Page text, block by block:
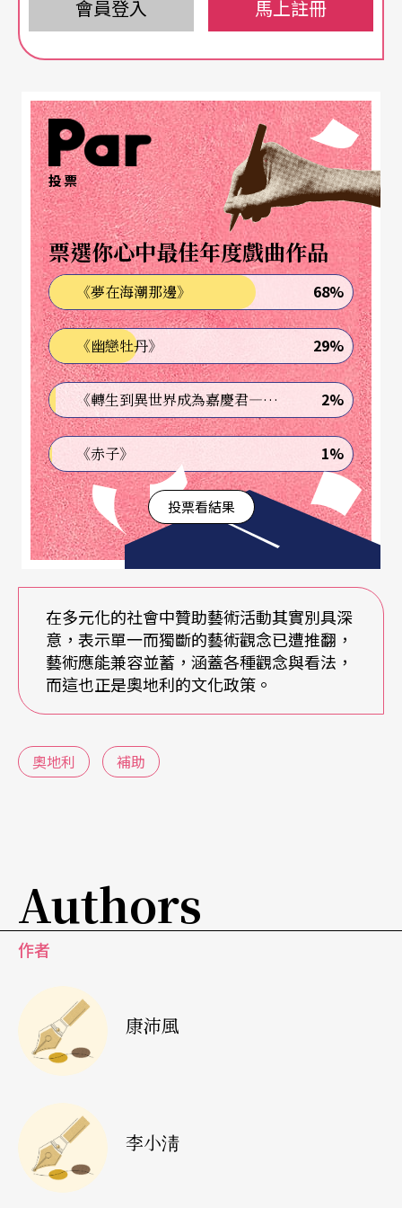
政府。因此在奧地利，大多數的主權全在自治城
（鎭）和聯邦的手中，這些行政上的單位不可與
舖路、興建醫院、執行警務至經濟政策，其中自然
也包括藝術活動。
誰是贊助者？誰是受贊助對象？
贊助藝術活動的權責機構不單限於一家，在奧地利
有多處當局負責推廣戲劇、音樂、舞蹈等活動，因
此奧地利的藝文活動可謂是衆家齊鳴、百花齊放，
而資助的權責大多歸於較基層的行政區。
就劇院、音樂廳、劇團、樂團、歌劇團及其他表演
藝術機構來看，其類型可分爲四種：
第一種爲私人機構，大多數是協會。奧地利兩個著
名的例子即是世界一流的樂團──維也納愛樂管弦
樂團，以及全球首屈一指的音樂廳──音樂協會
舉行。另外還有爲數衆多的小型劇團、舞團、和四
人弦樂團等。這些表演團體多半是定期或不定期地
接受政府的資助，以籌辦特別的表演節目或作日常
開銷。這些贊助金皆是來自社區（城市或縣鎭）、
表演團體與政府之間的協議而定。幾乎所有的活動
級行政單位的贊助。
第二種是國家所屬的劇團和其他機構，如維也納歌
等。這類機構董事會中的多數董事爲來自國家政府
的代表。不過，在此類機構中，聯邦政府與社區依
第三種是劇院、音樂廳和其他機構（例如音樂學
院、樂團、現代音樂、舞蹈或其他表演活動的中
會員登入 馬上註冊
投票
票選你心中最佳年度戲曲作品
《夢在海潮那邊》 68%
《幽戀牡丹》 29%
《轉生到異世界成為嘉慶君—發現我的祖先是詐騙集團!?》 2%
《赤子》 1%
投票看結果
在多元化的社會中贊助藝術活動其實別具深
意，表示單一而獨斷的藝術觀念已遭推翻，
藝術應能兼容並蓄，涵蓋各種觀念與看法，
而這也正是奧地利的文化政策。
奧地利 補助
Authors
作者
康沛風
李小淸